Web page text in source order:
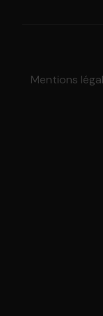
Mentions